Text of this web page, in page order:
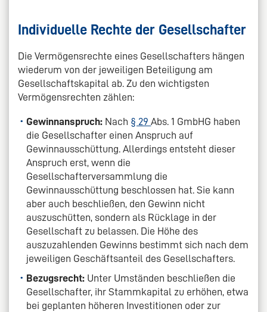
Individuelle Rechte der Gesellschafter
Die Vermögensrechte eines Gesellschafters hängen
wiederum von der jeweiligen Beteiligung am
Gesellschaftskapital ab. Zu den wichtigsten
Vermögensrechten zählen:
Gewinnanspruch: Nach § 29Abs. 1 GmbHG haben
die Gesellschafter einen Anspruch auf
Gewinnausschüttung. Allerdings entsteht dieser
Anspruch erst, wenn die
Gesellschafterversammlung die
Gewinnausschüttung beschlossen hat. Sie kann
aber auch beschließen, den Gewinn nicht
auszuschütten, sondern als Rücklage in der
Gesellschaft zu belassen. Die Höhe des
auszuzahlenden Gewinns bestimmt sich nach dem
jeweiligen Geschäftsanteil des Gesellschafters.
Bezugsrecht: Unter Umständen beschließen die
Gesellschafter, ihr Stammkapital zu erhöhen, etwa
bei geplanten höheren Investitionen oder zur